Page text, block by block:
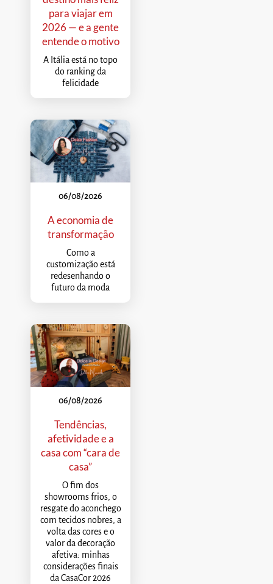
para viajar em
2026 — e a gente
entende o motivo
A Itália está no topo
do ranking da
felicidade
06/08/2026
A economia de
transformação
Como a
customização está
redesenhando o
futuro da moda
06/08/2026
Tendências,
afetividade e a
casa com “cara de
casa”
O fim dos
showrooms frios, o
resgate do aconchego
com tecidos nobres, a
volta das cores e o
valor da decoração
afetiva: minhas
considerações finais
da CasaCor 2026